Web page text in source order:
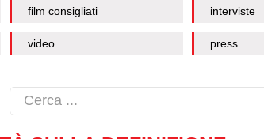
film consigliati interviste
video press